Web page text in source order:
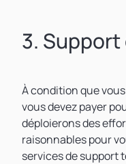
3.
À condition que
vous devez payer
déploierons des
raisonnables pour
services de support